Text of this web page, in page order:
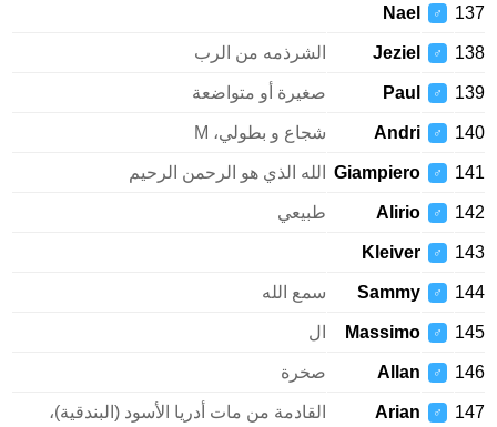
137
♂
Nael
138
♂
Jeziel الشرذمه من الرب
139
♂
Paul صغيرة أو متواضعة
140
♂
Andri شجاع و بطولي، M
141
♂
Giampiero الله الذي هو الرحمن الرحيم
142
♂
Alirio طبيعي
143
♂
Kleiver
144
♂
Sammy سمع الله
145
♂
Massimo ال
146
♂
Allan صخرة
147
♂
Arian
القادمة من مات أدريا الأسود (البندقية)،